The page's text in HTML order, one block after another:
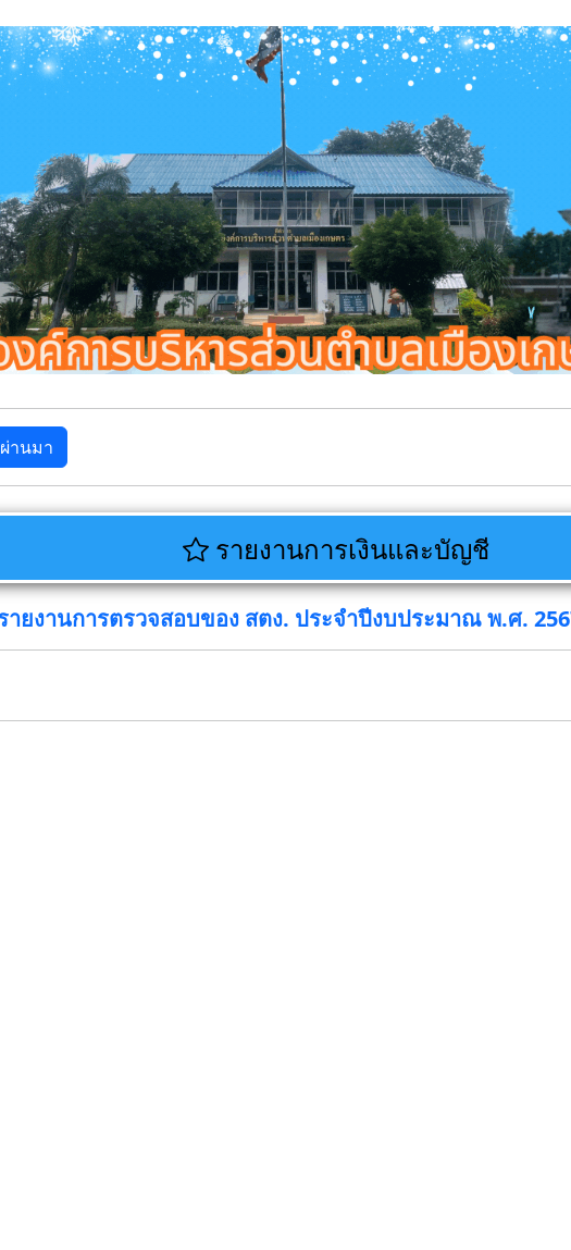
านมา
รายงานการเงินและบัญชี
ายงานการตรวจสอบของ สตง. ประจำปีงบประมาณ พ.ศ.